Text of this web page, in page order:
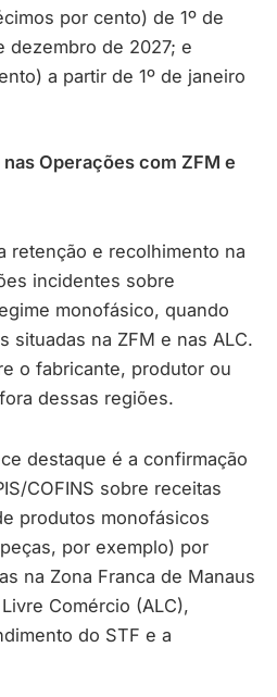
por cento) de 1º de
dezembro de 2027; e
a partir de 1º de janeiro
Operações com ZFM e
retenção e recolhimento na
incidentes sobre
monofásico, quando
situadas na ZFM e nas ALC.
o fabricante, produtor ou
dessas regiões.
destaque é a confirmação
COFINS sobre receitas
produtos monofásicos
por exemplo) por
na Zona Franca de Manaus
Comércio (ALC),
do STF e a